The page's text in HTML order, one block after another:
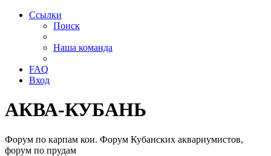
Ссылки
Поиск
Наша команда
FAQ
Вход
АКВА-КУБАНЬ
Форум по карпам кои. Форум Кубанских аквариумистов,
форум по прудам